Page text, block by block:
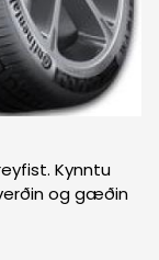
Kynntu
og gæðin